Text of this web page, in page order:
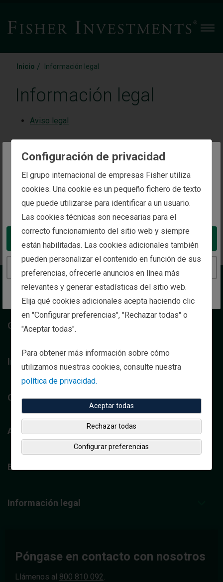
The website you are trying to reach is
intended for investors in Spain
You appear to be in the United States
Take me to the United States website
Continue to the Spain website
Inicio / Información legal
Información legal
Aviso legal
Términos y condiciones del programa de mensajes
de texto
Google Maps
Sobre nosotros
Gestión de patrimonios
Inversión institucional
Contáctenos
Análisis
Educación financiera
Información legal
Póngase en contacto con nosotros
Llámenos al 800 810 092.
Configuración de privacidad
El grupo internacional de empresas Fisher utiliza
cookies. Una cookie es un pequeño fichero de texto
que puede utilizarse para identificar a un usuario.
Las cookies técnicas son necesarias para el
correcto funcionamiento del sitio web y siempre
están habilitadas. Las cookies adicionales también
pueden personalizar el contenido en función de sus
preferencias, ofrecerle anuncios en línea más
relevantes y generar estadísticas del sitio web.
Elija qué cookies adicionales acepta haciendo clic
en "Configurar preferencias", "Rechazar todas" o
"Aceptar todas".
Para obtener más información sobre cómo
utilizamos nuestras cookies, consulte nuestra
política de privacidad.
Aceptar todas
Rechazar todas
Configurar preferencias